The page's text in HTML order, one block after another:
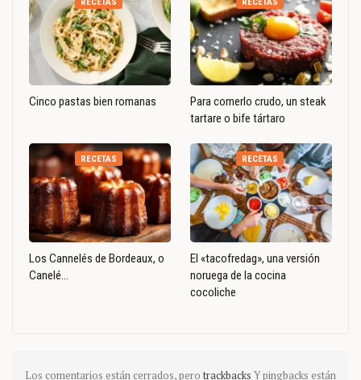
Cinco pastas bien romanas
Para comerlo crudo, un steak
tartare o bife tártaro
RECETAS
Los Cannelés de Bordeaux, o
Canelé…
RECETAS
El «tacofredag», una versión
noruega de la cocina
cocoliche
Los comentarios están cerrados, pero trackbacks Y pingbacks están